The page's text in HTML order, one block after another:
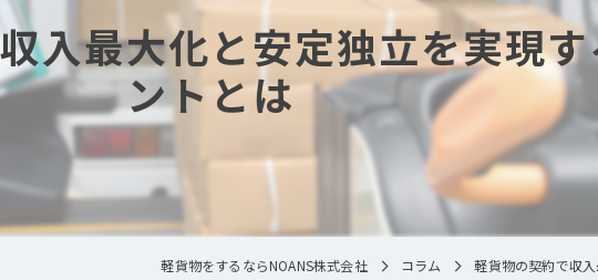
未経験
シフト制
キャリアアップ
入最大化と安定独立を実現す
ントとは
軽貨物をするならNOANS株式会社 コラム 軽貨物の契約で収